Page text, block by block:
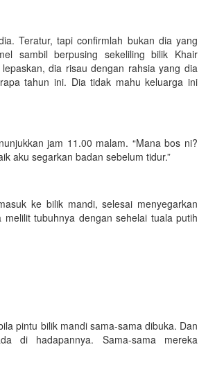
Teratur, tapi confirmlah bukan dia yang
sambil berpusing sekeliling bilik Khair
dia risau dengan rahsia yang dia
tahun ini. Dia tidak mahu keluarga ini
jam 11.00 malam. “Mana bos ni?
aku segarkan badan sebelum tidur.”
ke bilik mandi, selesai menyegarkan
tubuhnya dengan sehelai tuala putih
pintu bilik mandi sama-sama dibuka. Dan
di hadapannya. Sama-sama mereka